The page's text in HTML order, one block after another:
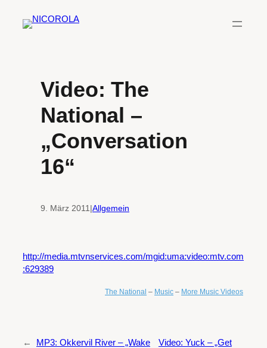
Inhalt
Video: The
National –
„Conversation
16“
9. März 2011 |Allgemein
http://media.mtvnservices.com/mgid:uma:video:mtv.com
:629389
The National – Music – More Music Videos
←
MP3: Okkervil River – „Wake
Video: Yuck – „Get